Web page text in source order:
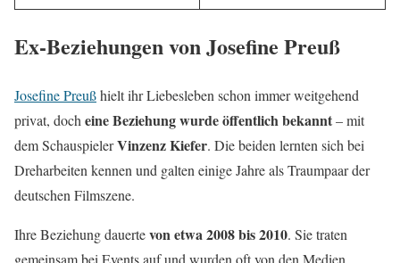
Ex-Beziehungen von Josefine Preuß
Josefine Preußhielt ihr Liebesleben schon immer weitgehend
privat, docheine Beziehung wurde öffentlich bekannt– mit
dem SchauspielerVinzenz Kiefer. Die beiden lernten sich bei
Dreharbeiten kennen und galten einige Jahre als Traumpaar der
deutschen Filmszene.
Ihre Beziehung dauertevon etwa 2008 bis 2010. Sie traten
gemeinsam bei Events auf und wurden oft von den Medien